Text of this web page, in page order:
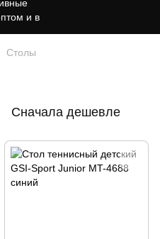
Столы
Сначала дешевле